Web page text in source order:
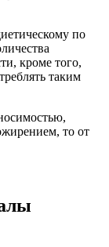
по
кроме того,
таким
то от